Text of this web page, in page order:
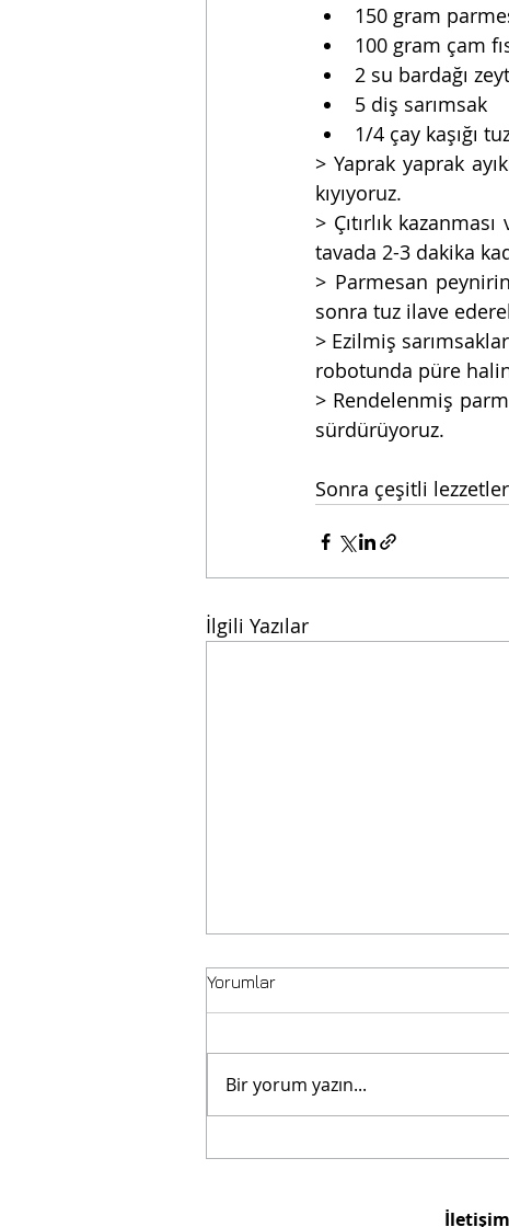
150 gram
100 gram çam
2 su bardağı
5 diş sarımsak
1/4 çay kaşığı
> Yaprak yaprak
kıyıyoruz.
> Çıtırlık
tavada 2-3 dakika
> Parmesan
sonra tuz ilave
> Ezilmiş
robotunda püre
> Rendelenmiş
sürdürüyoruz.
Sonra çeşitli
İlgili Yazılar
Affogato Nedir?
Yorumlar
Bir yorum yazın...
İletişim